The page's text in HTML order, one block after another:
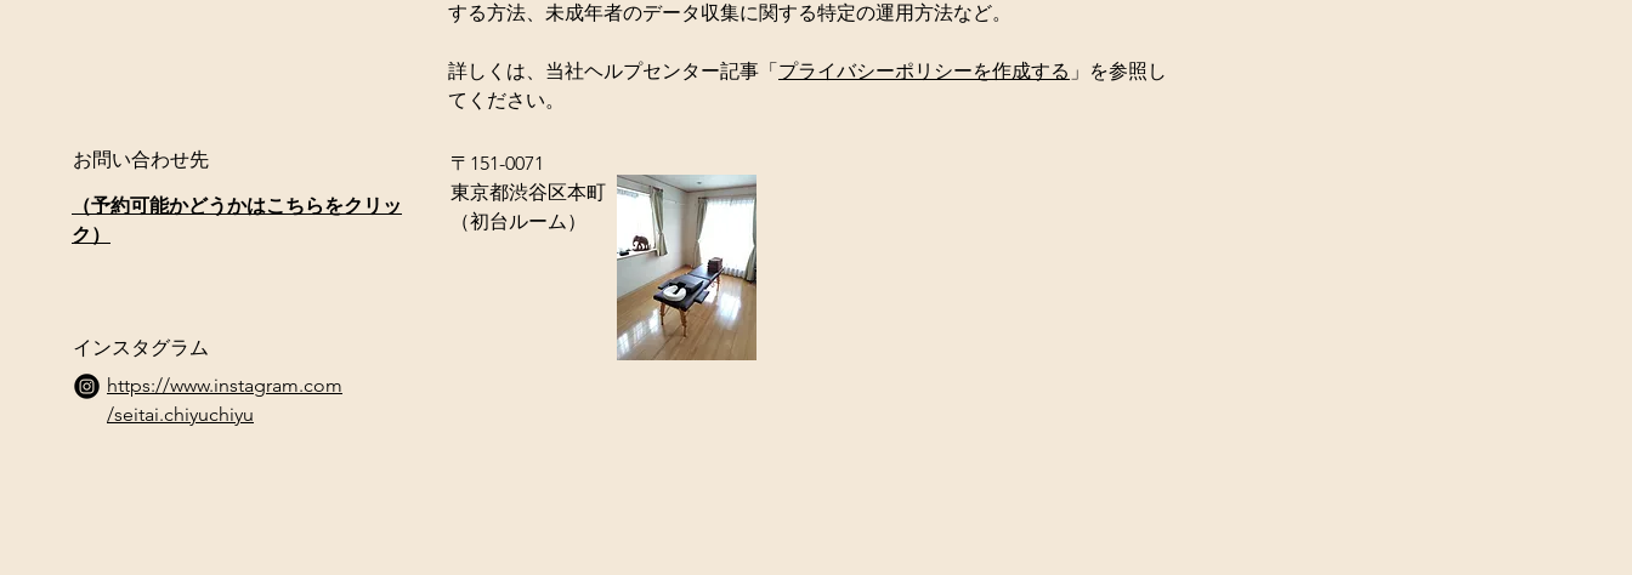
する方法、未成年者のデータ収集に関する特定の運用方法など。
詳しくは、当社ヘルプセンター記事「プライバシーポリシーを作成する 」を参照し
てください。
お問い合わせ先
（​予約可能かどうかはこちらをクリッ
ク）
​インスタグラム
https://www.instagram.com
/seitai.chiyuchiyu
〒151-0071
東京都渋谷区本町
（初台ルーム）